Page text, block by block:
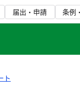
届出・申請 条例
ト